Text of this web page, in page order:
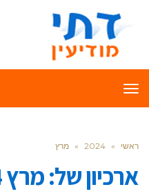
תפריט
ראשי »
2024
» מרץ
ארכיון של:מרץ 2024